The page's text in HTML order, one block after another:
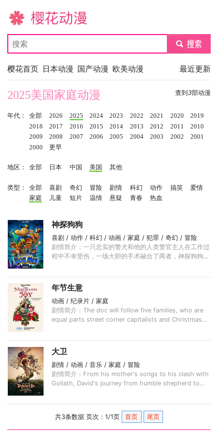
樱花动漫
submit
樱花首页 日本动漫 国产动漫 欧美动漫 最近更新
查到 3部动漫
2025美国家庭动漫
年代： 全部 2026 2025 2024 2023 2022 2021 2020
2019
2018
2017 2016 2015 2014 2013 2012 2011
2010
2009
2008 2007 2006 2005 2004 2003 2002
2001
2000
更早
地区： 全部 日本 中国 美国 其他
类型： 全部 喜剧 奇幻 冒险 剧情 科幻 动作 搞笑
爱情
家庭
儿童 短片 温情 悬疑 青春 热血
神探狗狗
喜剧 / 动作 / 科幻 / 动画 / 家庭 / 犯罪 / 奇幻 / 冒险
剧情简介：一只忠实的警犬和他的人类警官主人在工作过
程中不幸受伤，一场大胆的手术融合了两者，神探狗狗诞
年节生意
动画 / 纪录片 / 家庭
剧情简介：The doc will follow five families, who are
equal parts street corner capitalists and Christmas
大卫
剧情 / 动画 / 音乐 / 家庭 / 冒险
剧情简介：From his mother's songs to his clash with
Goliath, David's journey from humble shepherd to
共3条数据 页次：1/1页 首页 尾页